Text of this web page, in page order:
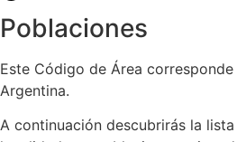
Poblaciones
Este Código de Área
Argentina.
A continuación descubrirás la